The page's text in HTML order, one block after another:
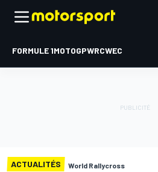
FORMULE 1MOTOGPWRCWEC
ACTUALITÉS World Rallycross